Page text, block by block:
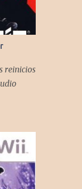
reinicios